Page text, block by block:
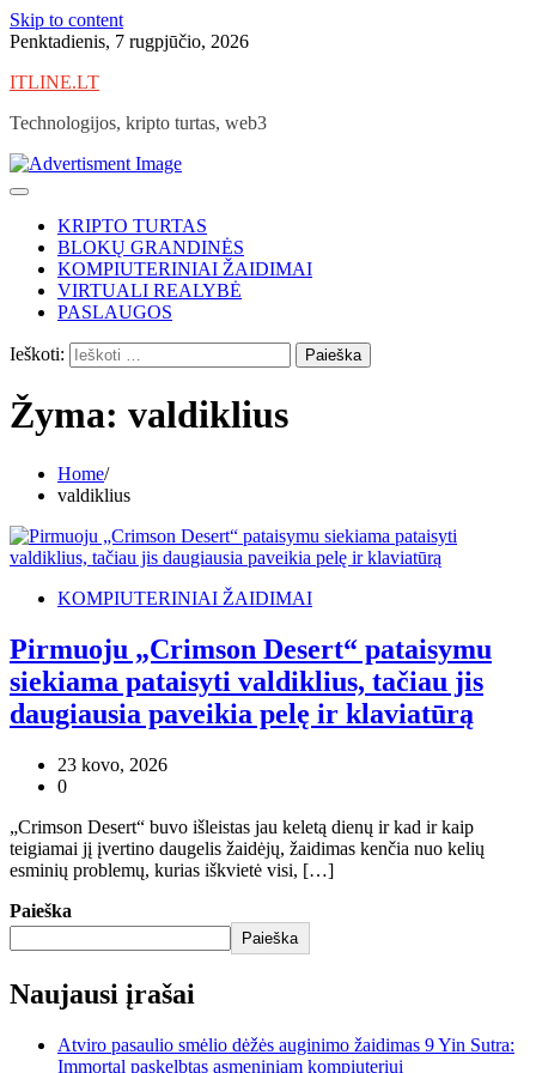
Skip to content
Penktadienis, 7 rugpjūčio, 2026
ITLINE.LT
Technologijos, kripto turtas, web3
KRIPTO TURTAS
BLOKŲ GRANDINĖS
KOMPIUTERINIAI ŽAIDIMAI
VIRTUALI REALYBĖ
PASLAUGOS
Ieškoti:
Žyma: valdiklius
Home
valdiklius
KOMPIUTERINIAI ŽAIDIMAI
Pirmuoju „Crimson Desert“ pataisymu
siekiama pataisyti valdiklius, tačiau jis
daugiausia paveikia pelę ir klaviatūrą
23 kovo, 2026
0
„Crimson Desert“ buvo išleistas jau keletą dienų ir kad ir kaip
teigiamai jį įvertino daugelis žaidėjų, žaidimas kenčia nuo kelių
esminių problemų, kurias iškvietė visi, […]
Paieška
Paieška
Naujausi įrašai
Atviro pasaulio smėlio dėžės auginimo žaidimas 9 Yin Sutra:
Immortal paskelbtas asmeniniam kompiuteriui